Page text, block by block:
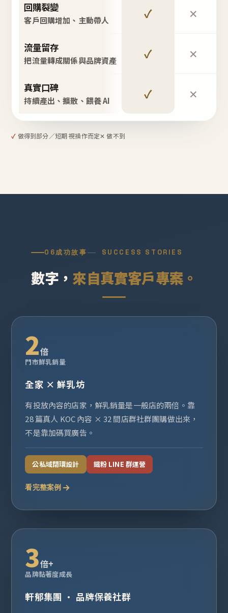
回購裂變
客戶回購增加、主動帶人 ✓ ✕
流量留存
把流量轉成關係與品牌資產 ✓ ✕
真實口碑
持續產出、擴散、餵養 AI ✓ ✕
✓ 做得到部分／短期 視操作而定✕ 做不到
06成功故事 SUCCESS STORIES
數字， 來自真實客戶專案。
2倍
門市鮮乳銷量
全家 × 鮮乳坊
有投放內容的店家，鮮乳銷量是一般店的兩倍。靠
28 篇真人 KOC 內容 × 32 間店群社群團購做出來，
不是靠加碼買廣告。
公私域閉環設計 鐵粉 LINE 群運營
看完整案例
3倍+
品牌黏著度成長
軒郁集團 · 品牌保養社群